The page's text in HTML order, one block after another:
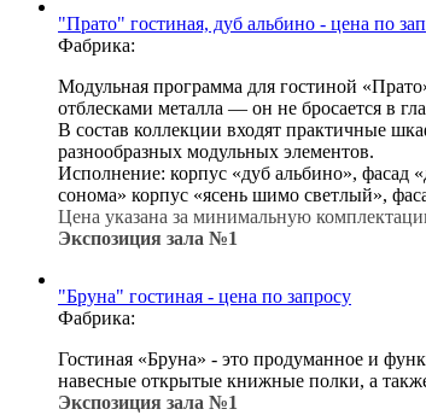
"Прато" гостиная, дуб альбино - цена по
Фабрика:
Модульная программа для гостиной
отблесками металла — он не бросается в
В состав коллекции входят практичные
разнообразных модульных элементов.
Исполнение: корпус «дуб альбино», фасад
сонома» корпус «ясень шимо светлый»,
Цена указана за минимальную
Экспозиция зала №1
"Бруна" гостиная - цена по запросу
Фабрика:
Гостиная «Бруна» - это продуманное и
навесные открытые книжные полки, а
Экспозиция зала №1